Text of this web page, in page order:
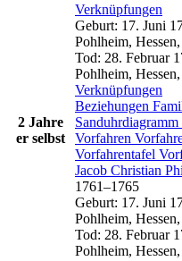
2 Jahre
er selbst
Verknüpfungen
Geburt: 17. Juni
Pohlheim,
Tod: 28. Februar
Pohlheim,
Verknüpfungen
Beziehungen
Sanduhrdiagramm
Vorfahren
Vorfahrentafel
Jacob Christian
1761–1765
Geburt: 17. Juni
Pohlheim,
Tod: 28. Februar
Pohlheim,